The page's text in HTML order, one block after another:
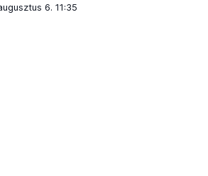
6. 11:35